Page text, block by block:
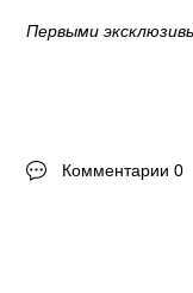
Первыми
Комментарии 0